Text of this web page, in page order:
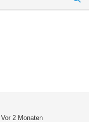
Vor 2 Monaten